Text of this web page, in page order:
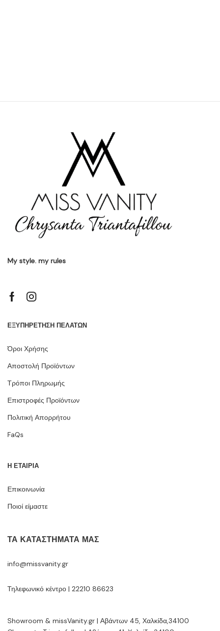
My style. my rules
ΕΞΥΠΗΡΕΤΗΣΗ ΠΕΛΑΤΩΝ
Όροι Χρήσης
Αποστολή Προϊόντων
Τρόποι Πληρωμής
Επιστροφές Προϊόντων
Πολιτική Απορρήτου
FaQs
Η ΕΤΑΙΡΙΑ
Επικοινωνία
Ποιοί είμαστε
ΤΑ ΚΑΤΑΣΤΉΜΑΤΆ ΜΑΣ
info@missvanity.gr
Τηλεφωνικό κέντρο | 22210 86623
Showroom & missVanity.gr | Αβάντων 45, Χαλκίδα,34100